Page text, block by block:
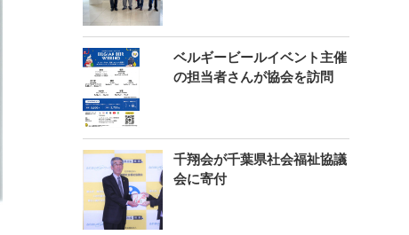
ベルギービールイベント主催
の担当者さんが協会を訪問
千翔会が千葉県社会福祉協議
会に寄付